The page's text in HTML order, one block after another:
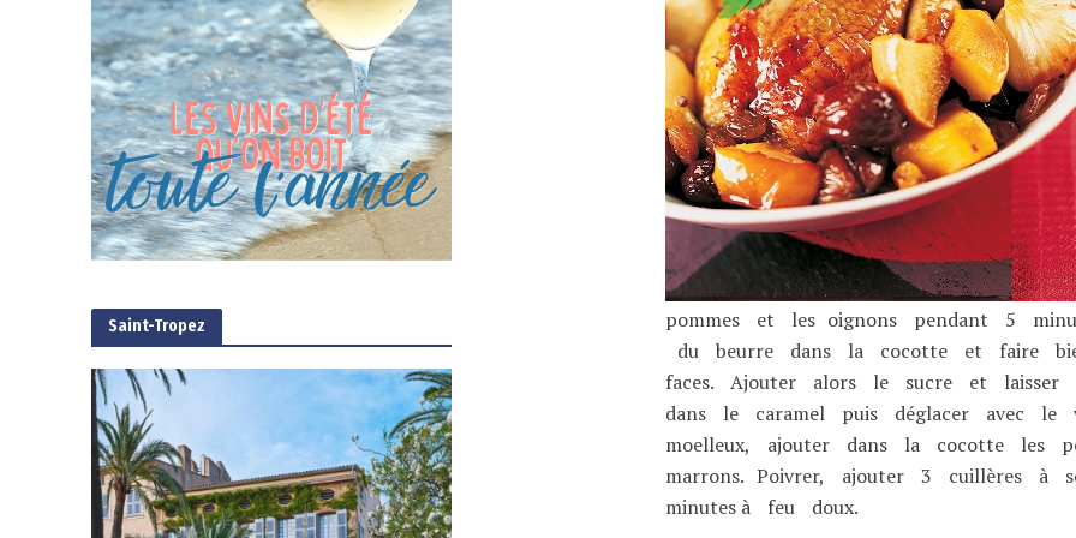
Saint-Tropez
pommes et les oignons pendant 5
du beurre dans la cocotte et faire
faces. Ajouter alors le sucre et laisser
dans le caramel puis déglacer
moelleux, ajouter dans la cocotte les
marrons. Poivrer, ajouter 3 cuillères à
minutes à feu doux.